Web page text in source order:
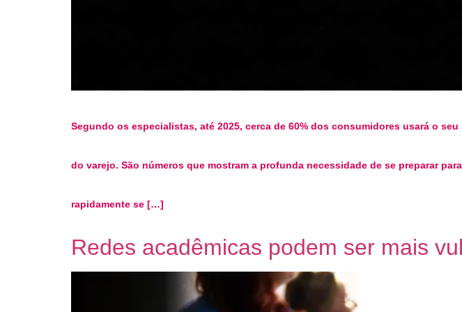
Segundo os especialistas, até 2025, cerca de 60% dos consumidores usará o
do varejo. São números que mostram a profunda necessidade de se preparar
rapidamente se […]
Redes acadêmicas podem ser mais